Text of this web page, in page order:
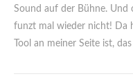
Sound auf der Bühne. Und
funzt mal wieder nicht! Da
Tool an meiner Seite ist,